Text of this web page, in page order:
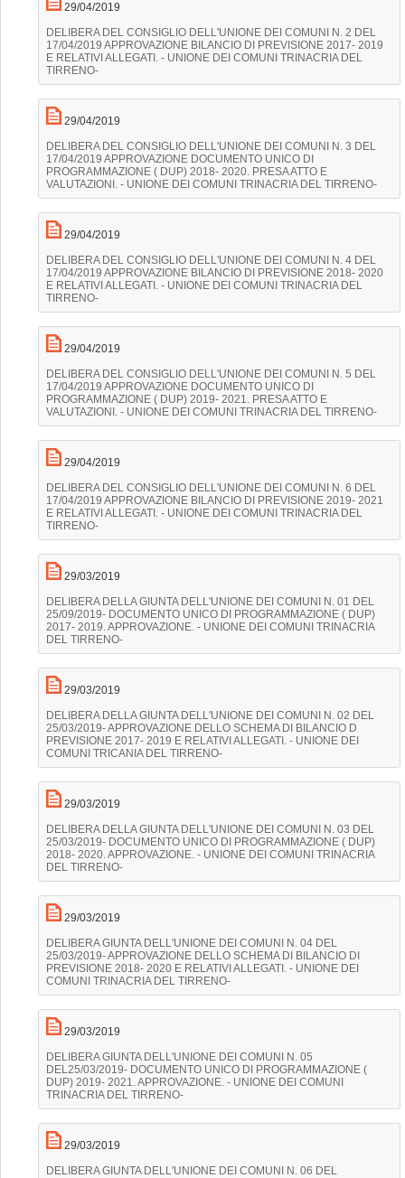
29/04/2019
DELIBERA DEL CONSIGLIO DELL'UNIONE DEI COMUNI N. 2 DEL
17/04/2019 APPROVAZIONE BILANCIO DI PREVISIONE 2017- 2019
E RELATIVI ALLEGATI. - UNIONE DEI COMUNI TRINACRIA DEL
TIRRENO-
29/04/2019
DELIBERA DEL CONSIGLIO DELL'UNIONE DEI COMUNI N. 3 DEL
17/04/2019 APPROVAZIONE DOCUMENTO UNICO DI
PROGRAMMAZIONE ( DUP) 2018- 2020. PRESA ATTO E
VALUTAZIONI. - UNIONE DEI COMUNI TRINACRIA DEL TIRRENO-
29/04/2019
DELIBERA DEL CONSIGLIO DELL'UNIONE DEI COMUNI N. 4 DEL
17/04/2019 APPROVAZIONE BILANCIO DI PREVISIONE 2018- 2020
E RELATIVI ALLEGATI. - UNIONE DEI COMUNI TRINACRIA DEL
TIRRENO-
29/04/2019
DELIBERA DEL CONSIGLIO DELL'UNIONE DEI COMUNI N. 5 DEL
17/04/2019 APPROVAZIONE DOCUMENTO UNICO DI
PROGRAMMAZIONE ( DUP) 2019- 2021. PRESA ATTO E
VALUTAZIONI. - UNIONE DEI COMUNI TRINACRIA DEL TIRRENO-
29/04/2019
DELIBERA DEL CONSIGLIO DELL'UNIONE DEI COMUNI N. 6 DEL
17/04/2019 APPROVAZIONE BILANCIO DI PREVISIONE 2019- 2021
E RELATIVI ALLEGATI. - UNIONE DEI COMUNI TRINACRIA DEL
TIRRENO-
29/03/2019
DELIBERA DELLA GIUNTA DELL'UNIONE DEI COMUNI N. 01 DEL
25/09/2019- DOCUMENTO UNICO DI PROGRAMMAZIONE ( DUP)
2017- 2019. APPROVAZIONE. - UNIONE DEI COMUNI TRINACRIA
DEL TIRRENO-
29/03/2019
DELIBERA DELLA GIUNTA DELL'UNIONE DEI COMUNI N. 02 DEL
25/03/2019- APPROVAZIONE DELLO SCHEMA DI BILANCIO D
PREVISIONE 2017- 2019 E RELATIVI ALLEGATI. - UNIONE DEI
COMUNI TRICANIA DEL TIRRENO-
29/03/2019
DELIBERA DELLA GIUNTA DELL'UNIONE DEI COMUNI N. 03 DEL
25/03/2019- DOCUMENTO UNICO DI PROGRAMMAZIONE ( DUP)
2018- 2020. APPROVAZIONE. - UNIONE DEI COMUNI TRINACRIA
DEL TIRRENO-
29/03/2019
DELIBERA GIUNTA DELL'UNIONE DEI COMUNI N. 04 DEL
25/03/2019- APPROVAZIONE DELLO SCHEMA DI BILANCIO DI
PREVISIONE 2018- 2020 E RELATIVI ALLEGATI. - UNIONE DEI
COMUNI TRINACRIA DEL TIRRENO-
29/03/2019
DELIBERA GIUNTA DELL'UNIONE DEI COMUNI N. 05
DEL25/03/2019- DOCUMENTO UNICO DI PROGRAMMAZIONE (
DUP) 2019- 2021. APPROVAZIONE. - UNIONE DEI COMUNI
TRINACRIA DEL TIRRENO-
29/03/2019
DELIBERA GIUNTA DELL'UNIONE DEI COMUNI N. 06 DEL